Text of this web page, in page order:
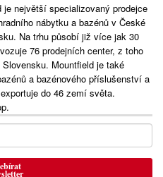
je největší specializovaný prodejce
nábytku a bazénů v České
Na trhu působí již více jak 30
76 prodejních center, z toho
Mountfield je také
a bazénového příslušenství a
do 46 zemí světa.